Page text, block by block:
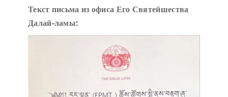
Текст письма из офиса Его Святейшества
Далай-ламы: